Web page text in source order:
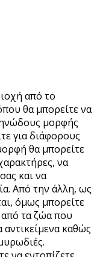
από το
θα μπορείτε να
μορφής
για διάφορους
θα μπορείτε
να
και να
Από την άλλη, ως
όμως μπορείτε
τα ζώα που
καθώς